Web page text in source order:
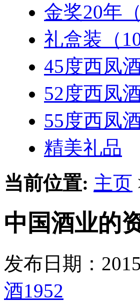
金奖20年
礼盒装（
45度西凤
52度西凤
55度西凤
精美礼品
当前位置: 主页
中国酒业的
发布日期：
酒1952